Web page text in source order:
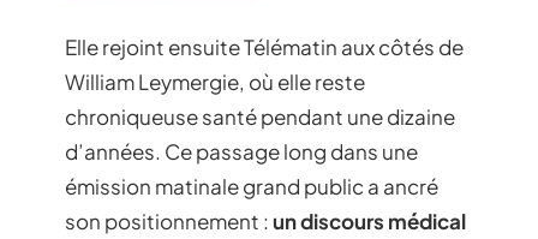
Elle rejoint ensuite Télématin aux côtés de
William Leymergie, où elle reste
chroniqueuse santé pendant une dizaine
d’années. Ce passage long dans une
émission matinale grand public a ancré
son positionnement : un discours médical